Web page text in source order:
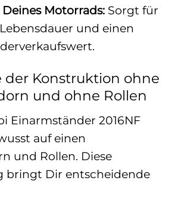
Motorrads:Sorgt für
und einen
der Konstruktion ohne
und ohne Rollen
Einarmständer 2016NF
auf einen
und Rollen. Diese
bringt Dir entscheidende